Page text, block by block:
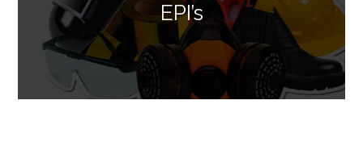
EPI’s